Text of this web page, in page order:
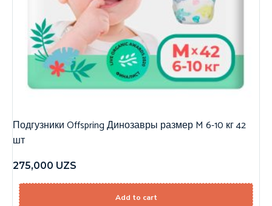
Подгузники Offspring Динозавры размер M 6-10 кг 42
шт
275,000 UZS
Add to cart